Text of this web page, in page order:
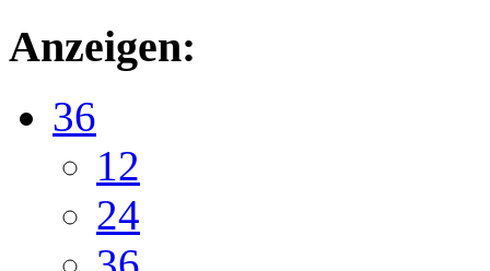
Anzeigen:
36
12
24